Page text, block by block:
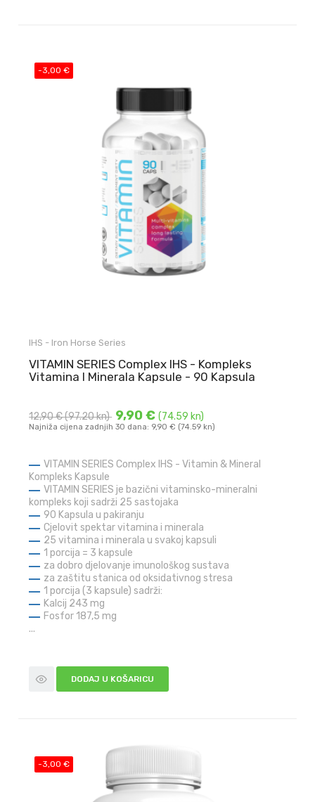
-3,00 €
IHS - Iron Horse Series
VITAMIN SERIES Complex IHS - Kompleks
Vitamina I Minerala Kapsule - 90 Kapsula
12,90 €(97.20 kn) 9,90 €(74.59 kn)
Najniža cijena zadnjih 30 dana: 9,90 € (74.59 kn)
VITAMIN SERIES Complex IHS - Vitamin & Mineral
Kompleks Kapsule
VITAMIN SERIES je bazični vitaminsko-mineralni
kompleks koji sadrži 25 sastojaka
90 Kapsula u pakiranju
Cjelovit spektar vitamina i minerala
25 vitamina i minerala u svakoj kapsuli
1 porcija = 3 kapsule
za dobro djelovanje imunološkog sustava
za zaštitu stanica od oksidativnog stresa
1 porcija (3 kapsule) sadrži:
Kalcij 243 mg
Fosfor 187,5 mg
...
DODAJ U KOŠARICU
-3,00 €